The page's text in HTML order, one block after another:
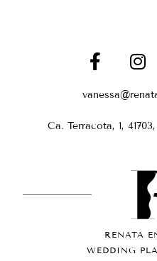
Ca. Terracota, 1,
RENATA
WEDDING